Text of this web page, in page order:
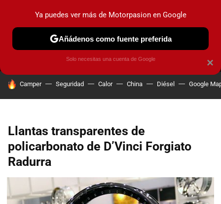
MENÚ NUEVO
COCHES ELÉCTRICOS OBSERVATORIO
HOY SE HABLA DE
Camper Seguridad Calor China Diésel Google
Llantas transparentes de
policarbonato de D’Vinci Forgiato
Radurra
×
Ya puedes ver más de Motorpasion en Google
Añádenos como fuente preferida
Solo necesitas una cuenta de Google